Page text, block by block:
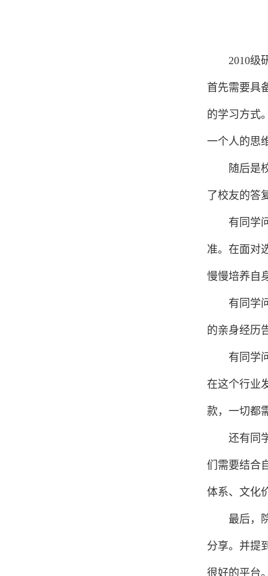
2010级
首先需要具
的学习方式
一个人的思
随后是
了校友的答
有同学
准。在面对
慢慢培养自
有同学
的亲身经历
有同学
在这个行业
款，一切都
还有同
们需要结合
体系、文化
最后，
分享。并提
很好的平台